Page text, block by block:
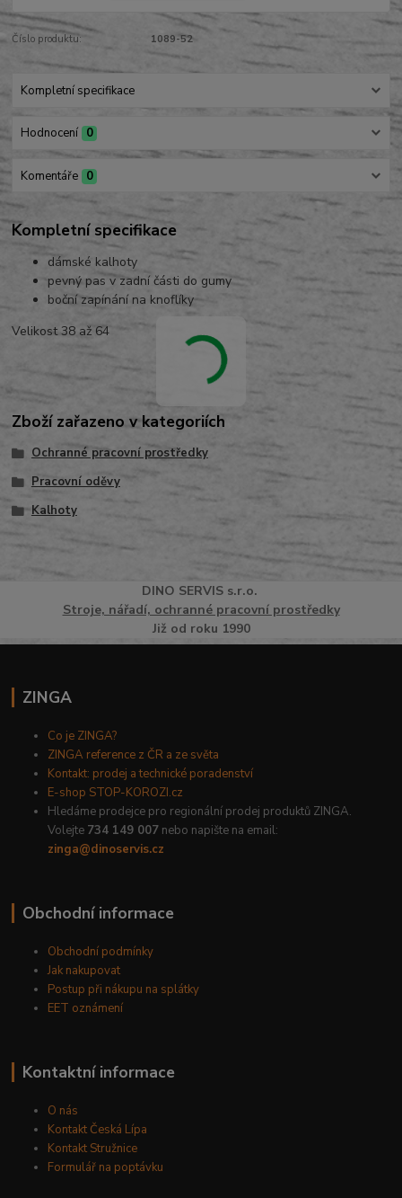
Číslo produktu: 1089-52
Kompletní specifikace
Hodnocení 0
Komentáře 0
Kompletní specifikace
dámské kalhoty
pevný pas v zadní části do gumy
boční zapínání na knoflíky
Velikost 38 až 64
Zboží zařazeno v kategoriích
Ochranné pracovní prostředky
Pracovní oděvy
Kalhoty
DINO SERVISs.r.o.
Stroje, nářadí, ochranné pracovní prostředky
Již od roku 1990
ZINGA
Co je ZINGA?
ZINGA reference z ČR a ze světa
Kontakt: prodej a technické poradenství
E-shop STOP-KOROZI.cz
Hledáme prodejce pro regionální prodej produktů ZINGA.
Volejte 734 149 007 nebo napište na email:
zinga@dinoservis.cz
Obchodní informace
Obchodní podmínky
Jak nakupovat
Postup při nákupu na splátky
EET oznámení
Kontaktní informace
O nás
Kontakt Česká Lípa
Kontakt Stružnice
Formulář na poptávku